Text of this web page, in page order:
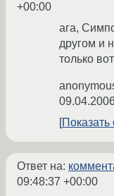
+00:00
ага,
другом и
только
Показать
Ответ на:
09:48:37 +00:00